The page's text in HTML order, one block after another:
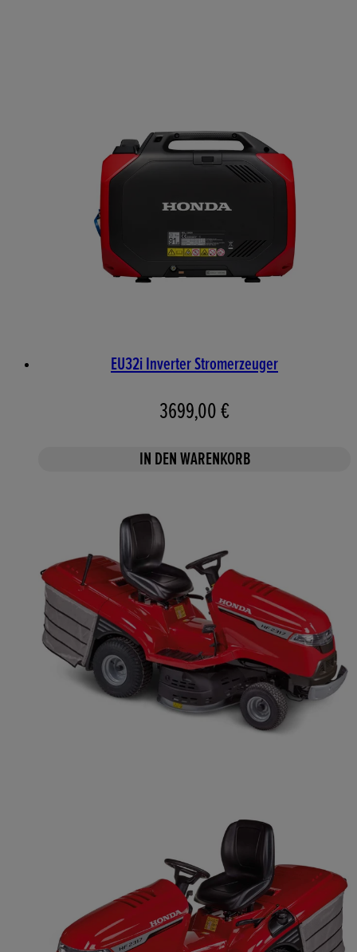
EU32i Inverter Stromerzeuger
3699,00 €
IN DEN WARENKORB